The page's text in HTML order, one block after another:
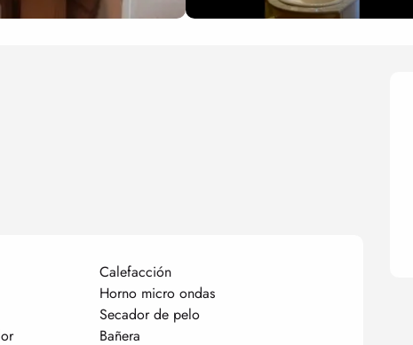
Calefacción
Horno micro ondas
Secador de pelo
Bañera